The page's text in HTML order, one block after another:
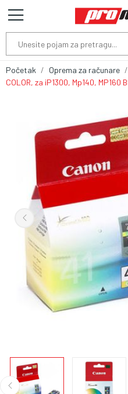
Početak Oprema za računare
COLOR, za iP1300, Mp140, MP160